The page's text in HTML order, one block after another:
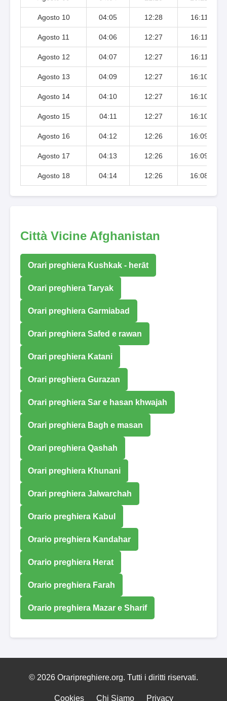
Agosto 10 04:05 12:28 16:11
Agosto 11 04:06 12:27 16:11
Agosto 12 04:07 12:27 16:11
Agosto 13 04:09 12:27 16:10
Agosto 14 04:10 12:27 16:10
Agosto 15 04:11 12:27 16:10
Agosto 16 04:12 12:26 16:09
Agosto 17 04:13 12:26 16:09
Agosto 18 04:14 12:26 16:08
Città Vicine Afghanistan
Orari preghiera Kushkak - herāt
Orari preghiera Taryak
Orari preghiera Garmiabad
Orari preghiera Safed e rawan
Orari preghiera Katani
Orari preghiera Gurazan
Orari preghiera Sar e hasan khwajah
Orari preghiera Bagh e masan
Orari preghiera Qashah
Orari preghiera Khunani
Orari preghiera Jalwarchah
Orario preghiera Kabul
Orario preghiera Kandahar
Orario preghiera Herat
Orario preghiera Farah
Orario preghiera Mazar e Sharif
© 2026 Oraripreghiere.org. Tutti i diritti riservati.
Cookies Chi Siamo Privacy